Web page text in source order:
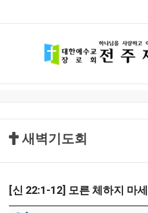
새벽기도회
[신 22:1-12] 모른 체하지 마